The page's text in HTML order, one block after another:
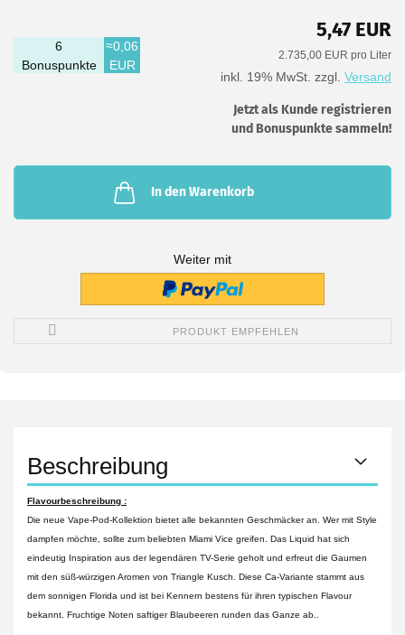
5,47 EUR
2.735,00 EUR pro Liter
inkl. 19% MwSt. zzgl. Versand
6
Bonuspunkte
≈0,06
EUR
Jetzt als Kunde registrieren
und Bonuspunkte sammeln!
In den Warenkorb
Weiter mit
PRODUKT EMPFEHLEN
Beschreibung
Flavourbeschreibung :
Die neue Vape-Pod-Kollektion bietet alle bekannten Geschmäcker an. Wer mit Style
dampfen möchte, sollte zum beliebten Miami Vice greifen. Das Liquid hat sich
eindeutig Inspiration aus der legendären TV-Serie geholt und erfreut die Gaumen
mit den süß-würzigen Aromen von Triangle Kusch. Diese Ca-Variante stammt aus
dem sonnigen Florida und ist bei Kennern bestens für ihren typischen Flavour
bekannt. Fruchtige Noten saftiger Blaubeeren runden das Ganze ab..